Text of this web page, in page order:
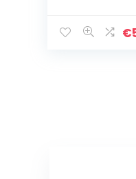
motorfiets, €